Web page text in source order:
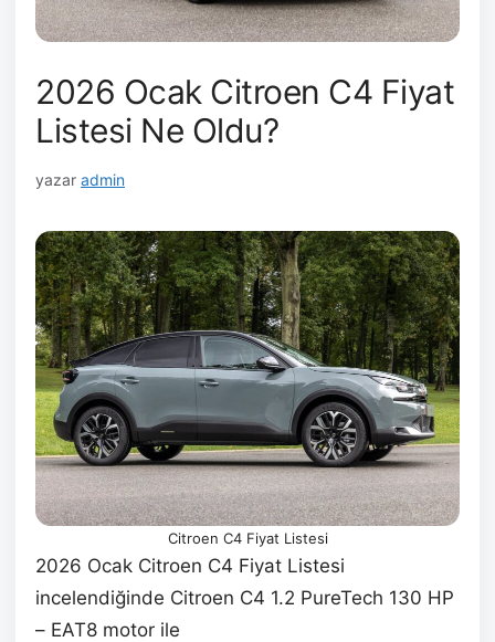
2026 Ocak Citroen C4 Fiyat
Listesi Ne Oldu?
yazar admin
Citroen C4 Fiyat Listesi
2026 Ocak Citroen C4 Fiyat Listesi
incelendiğinde Citroen C4 1.2 PureTech 130 HP
– EAT8 motor ile